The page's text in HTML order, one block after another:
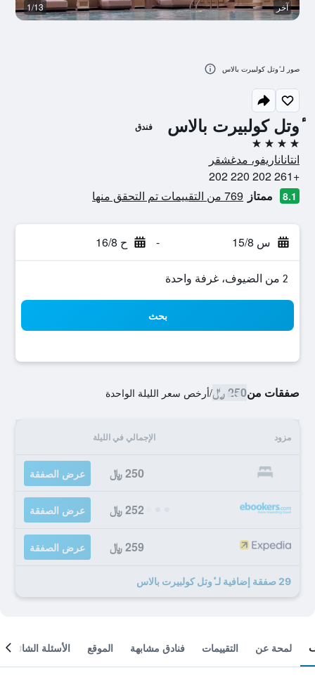
ٔوتل كولبيرت بالاس فندق
4 نجوم
انتاناناريفو، مدغشقر
+261 202 220 202
8.1 ممتاز 769 من التقييمات تم التحقق منها
س 15/8 - ح 16/8
2 من الضيوف، غرفة واحدة
بحث
صفقات من250 ﷼ /أرخص سعر الليلة الواحدة
مزود الإجمالي في الليلة
250 ﷼ عرض الصفقة
252 ﷼ عرض الصفقة
259 ﷼ عرض الصفقة
29 صفقة إضافية لـ ٔوتل كولبيرت بالاس
آخر 1/13
صور لـ ٔوتل كولبيرت بالاس
لمحة عن التقييمات فنادق مشابهة الموقع الأسئلة الشائعة